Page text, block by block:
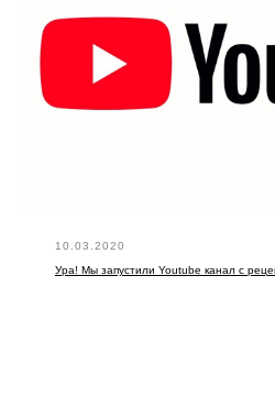
10.03.2020
Ура! Мы запустили Youtube канал с